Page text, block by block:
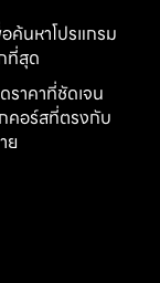
ค้นหาโปรแกรม
ที่สุด
ราคาที่ชัดเจน
คอร์สที่ตรงกับ
ย